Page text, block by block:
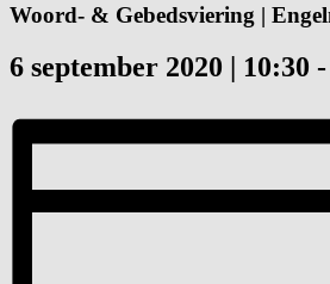
Woord- & Gebedsviering |
6 september 2020 | 10:30 -